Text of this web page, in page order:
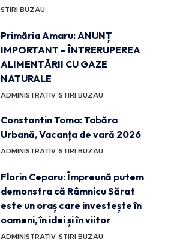
STIRI BUZAU
Primăria Amaru: ANUNȚ
IMPORTANT – ÎNTRERUPEREA
ALIMENTĂRII CU GAZE
NATURALE
ADMINISTRATIV STIRI BUZAU
Constantin Toma: Tabăra
Urbană, Vacanța de vară 2026
ADMINISTRATIV STIRI BUZAU
Florin Ceparu: Împreună putem
demonstra că Râmnicu Sărat
este un oraș care investește în
oameni, în idei și în viitor
ADMINISTRATIV STIRI BUZAU